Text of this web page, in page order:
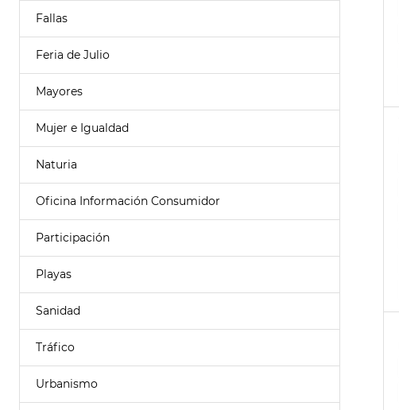
Fallas
Feria de Julio
Mayores
Mujer e Igualdad
Naturia
Oficina Información Consumidor
Participación
Playas
Sanidad
Tráfico
Urbanismo